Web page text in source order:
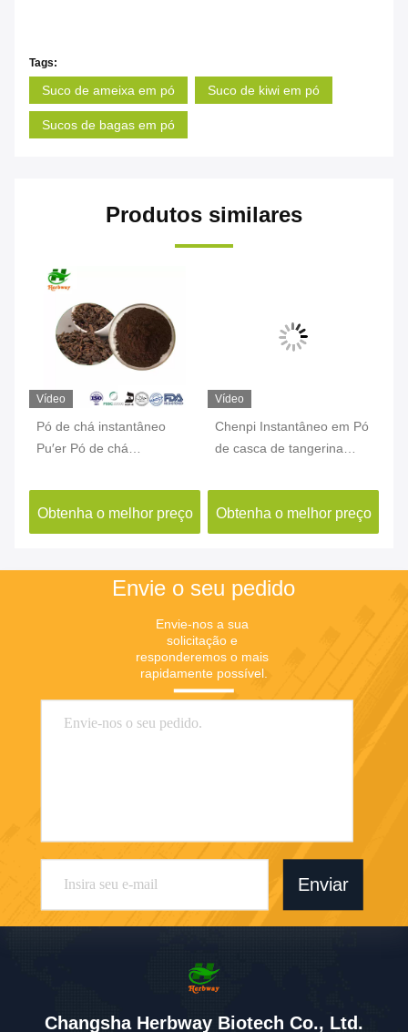
Tags:
Suco de ameixa em pó Suco de kiwi em pó
Sucos de bagas em pó
Produtos similares
Vídeo
Pó de chá instantâneo
Pu′er Pó de chá
Pó de chá
Obtenha o melhor preço
Vídeo
Chenpi Instantâneo em Pó
de casca de tangerina
casca de laranja seca em
pó
Obtenha o melhor preço
Envie o seu pedido
Envie-nos a sua
solicitação e
responderemos o mais
rapidamente possível.
Enviar
Changsha Herbway Biotech Co., Ltd.